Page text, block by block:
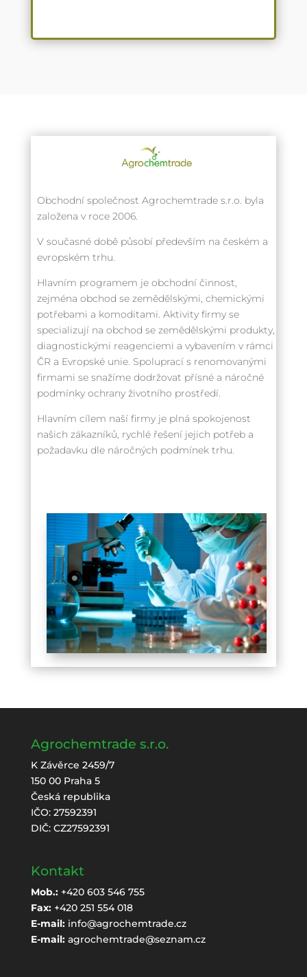
Obchodní společnost Agrochemtrade s.r.o. byla
založena v roce 2006.
V současné době působí především na českém a
evropském trhu.
Hlavním programem je obchodní činnost,
zejména obchod se zemědělskými, chemickými
potřebami a komoditami. Aktivity firmy se
specializují na obchod se zemědělskými produkty,
diagnostickými reagenciemi a vybavením v rámci
ČR a Evropské unie. Spoluprací s renomovanými
firmami se snažíme dodržovat přísné a náročné
podmínky ochrany životního prostředí.
Hlavním cílem naší firmy je plná spokojenost
našich zákazníků, rychlé řešení jejich potřeb a
požadavku dle náročných podmínek trhu.
Agrochemtrade s.r.o.
K Závěrce 2459/7
150 00 Praha 5
Česká republika
IČO: 27592391
DIČ: CZ27592391
Kontakt
Mob.:+420 603 546 755
Fax:+420 251 554 018
E-mail: info@agrochemtrade.cz
E-mail: agrochemtrade@seznam.cz